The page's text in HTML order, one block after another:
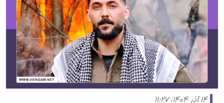
۱۴ آذر ۱۴۰۴، ۱۱:۲۷